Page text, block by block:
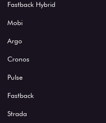
Fastback Hybrid
Mobi
Argo
Cronos
Pulse
Fastback
Strada